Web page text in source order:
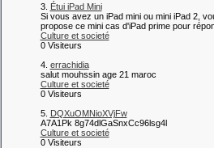
3. Étui iPad Mini
Si vous avez un iPad mini ou mini iPad 2,
propose ce mini cas d'iPad prime pour
Culture et societé
0 Visiteurs
4. errachidia
salut mouhssin age 21 maroc
Culture et societé
0 Visiteurs
5. DQXuOMNioXVjFw
A7A1Pk 8g74dlGaSnxCc96lsg4l
Culture et societé
0 Visiteurs